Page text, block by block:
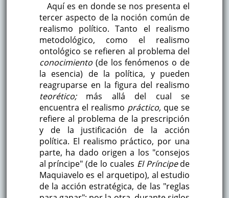
Aquí es en donde se nos presenta el
tercer aspecto de la noción común de
realismo político. Tanto el realismo
metodológico, como el realismo
ontológico se refieren al problema del
conocimiento(de los fenómenos o de
la esencia) de la política, y pueden
reagruparse en la figura del realismo
teorético;más allá del cual se
encuentra el realismo práctico, que se
refiere al problema de la prescripción
y de la justificación de la acción
política. El realismo práctico, por una
parte, ha dado origen a los "consejos
al príncipe" (de lo cuales El Príncipede
Maquiavelo es el arquetipo), al estudio
de la acción estratégica, de las "reglas